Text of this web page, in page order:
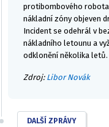
protibombového
nákladní zóny objeven
Incident se odehrál v
nákladního letounu a
odklonění několika letů.
Zdroj: Libor Novák
DALŠÍ ZPRÁVY